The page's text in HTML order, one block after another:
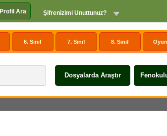
Profil Ara Şifrenizimi Unuttunuz?
6. Sınıf 7. Sınıf 8. Sınıf
Dosyalarda Araştır